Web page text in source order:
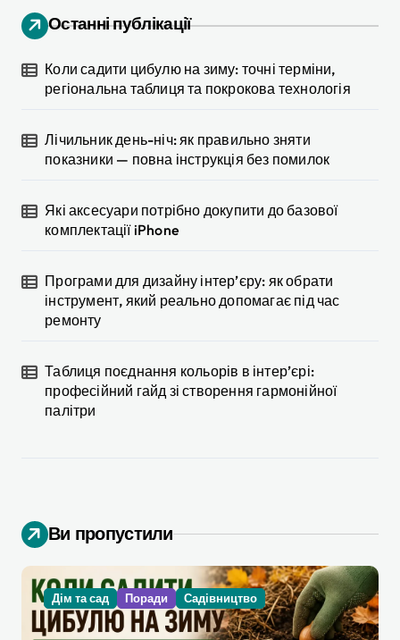
Останні публікації
Коли садити цибулю на зиму: точні терміни,
регіональна таблиця та покрокова технологія
Лічильник день-ніч: як правильно зняти
показники — повна інструкція без помилок
Які аксесуари потрібно докупити до базової
комплектації iPhone
Програми для дизайну інтер’єру: як обрати
інструмент, який реально допомагає під час
ремонту
Таблиця поєднання кольорів в інтер’єрі:
професійний гайд зі створення гармонійної
палітри
Ви пропустили
Дім та сад Поради Садівництво